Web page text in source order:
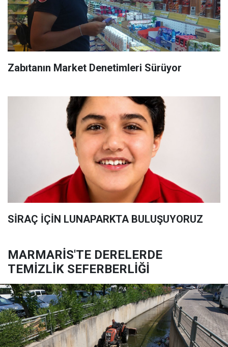
Zabıtanın Market Denetimleri Sürüyor
SİRAÇ İÇİN LUNAPARKTA BULUŞUYORUZ
MARMARİS'TE DERELERDE
TEMİZLİK SEFERBERLİĞİ